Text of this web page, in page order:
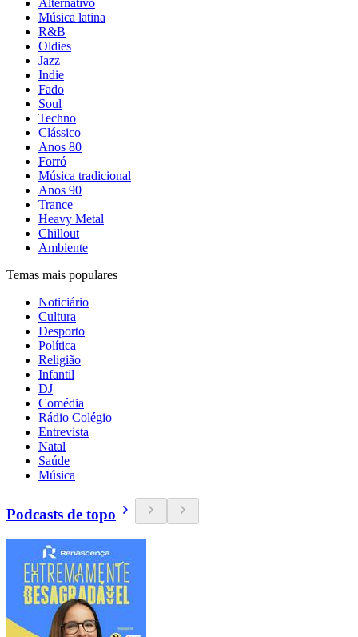
Alternativo
Música latina
R&B
Oldies
Jazz
Indie
Fado
Soul
Techno
Clássico
Anos 80
Forró
Música tradicional
Anos 90
Trance
Heavy Metal
Chillout
Ambiente
Temas mais populares
Noticiário
Cultura
Desporto
Política
Religião
Infantil
DJ
Comédia
Rádio Colégio
Entrevista
Natal
Saúde
Música
Podcasts de topo